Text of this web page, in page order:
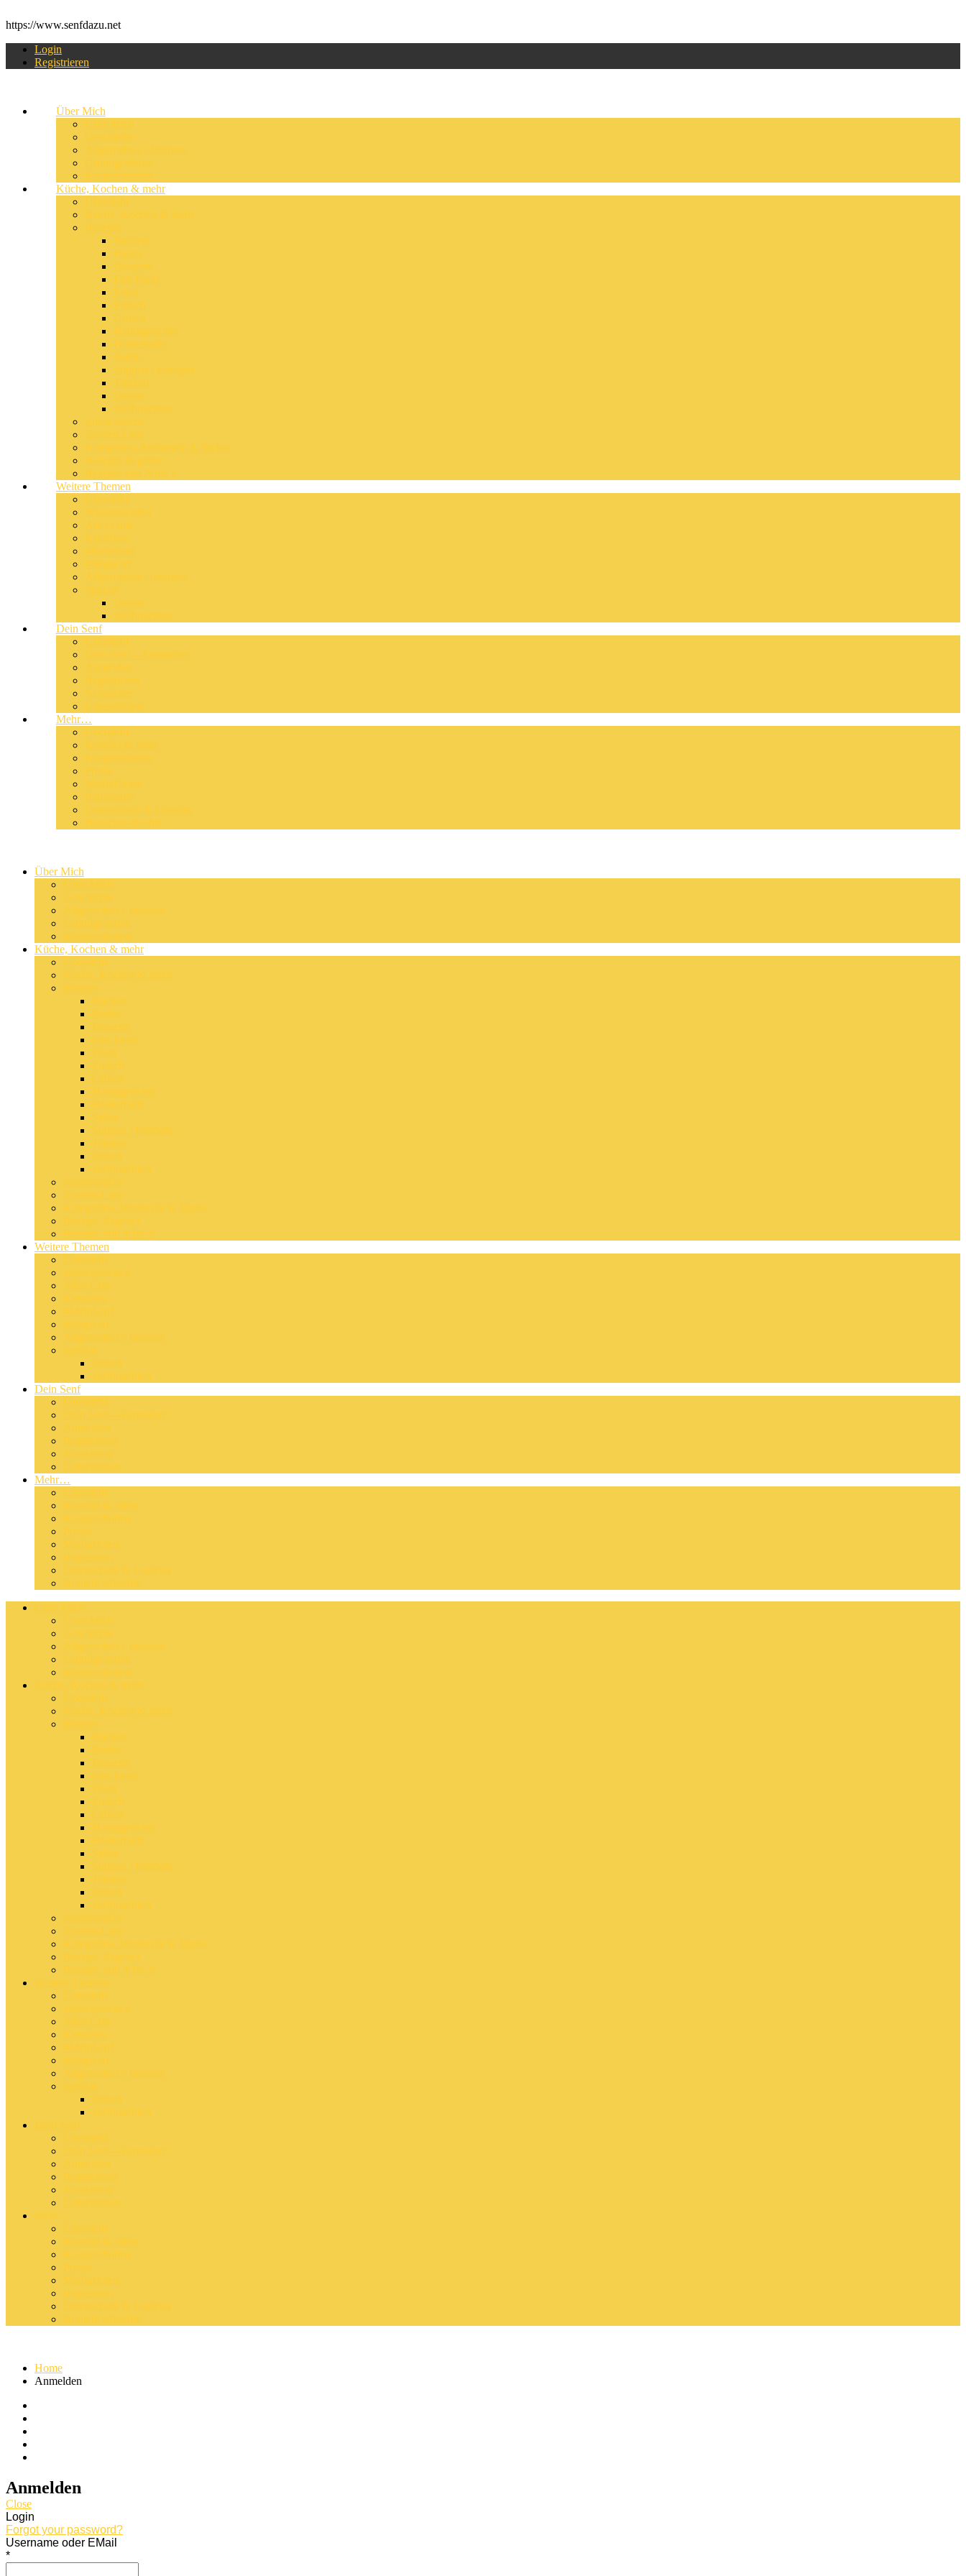
https://www.senfdazu.net
Login
Registrieren
Über Mich
Über Mich
Geschichte
Allgemeines / Internes
Grundgedanke
Kooperationen
Küche, Kochen & mehr
Übersicht
Küche, Kochen & mehr
Rezepte
Backen
Basics
Desserts
Fast Food
Fisch
Fleisch
Grillen
Hauptgerichte
Homemade
Salate
Suppen / Eintöpfe
Trinken
Ostern
Weihnachten
Zutatensuche
Zutaten Liste
Kategorien, Merkmale & Styles
Rezepte Register
Rezepte von A bis Z
Weitere Themen
Übersicht
Wissenswertes
Alles Gute
Kreatives
#MeinSenf
#blogwert
Allgemeines / Internes
Spezial
Ostern
Weihnachten
Dein Senf
Übersicht
Dein Senf – Formulare
Anmelden
Registrieren
Newsletter
Unterstützen
Mehr…
Übersicht
Kontakt & Infos
Kooperationen
Presse
MediaDaten
Impressum
Datenschutz & Cookies
Besucher-Rechte
Über Mich
Über Mich
Geschichte
Allgemeines / Internes
Grundgedanke
Kooperationen
Küche, Kochen & mehr
Übersicht
Küche, Kochen & mehr
Rezepte
Backen
Basics
Desserts
Fast Food
Fisch
Fleisch
Grillen
Hauptgerichte
Homemade
Salate
Suppen / Eintöpfe
Trinken
Ostern
Weihnachten
Zutatensuche
Zutaten Liste
Kategorien, Merkmale & Styles
Rezepte Register
Rezepte von A bis Z
Weitere Themen
Übersicht
Wissenswertes
Alles Gute
Kreatives
#MeinSenf
#blogwert
Allgemeines / Internes
Spezial
Ostern
Weihnachten
Dein Senf
Übersicht
Dein Senf – Formulare
Anmelden
Registrieren
Newsletter
Unterstützen
Mehr…
Übersicht
Kontakt & Infos
Kooperationen
Presse
MediaDaten
Impressum
Datenschutz & Cookies
Besucher-Rechte
Über Mich
Über Mich
Geschichte
Allgemeines / Internes
Grundgedanke
Kooperationen
Küche, Kochen & mehr
Übersicht
Küche, Kochen & mehr
Rezepte
Backen
Basics
Desserts
Fast Food
Fisch
Fleisch
Grillen
Hauptgerichte
Homemade
Salate
Suppen / Eintöpfe
Trinken
Ostern
Weihnachten
Zutatensuche
Zutaten Liste
Kategorien, Merkmale & Styles
Rezepte Register
Rezepte von A bis Z
Weitere Themen
Übersicht
Wissenswertes
Alles Gute
Kreatives
#MeinSenf
#blogwert
Allgemeines / Internes
Spezial
Ostern
Weihnachten
Dein Senf
Übersicht
Dein Senf – Formulare
Anmelden
Registrieren
Newsletter
Unterstützen
Mehr…
Übersicht
Kontakt & Infos
Kooperationen
Presse
MediaDaten
Impressum
Datenschutz & Cookies
Besucher-Rechte
Home
Anmelden
Anmelden
Close
Login
Forgot your password?
Username oder EMail
*